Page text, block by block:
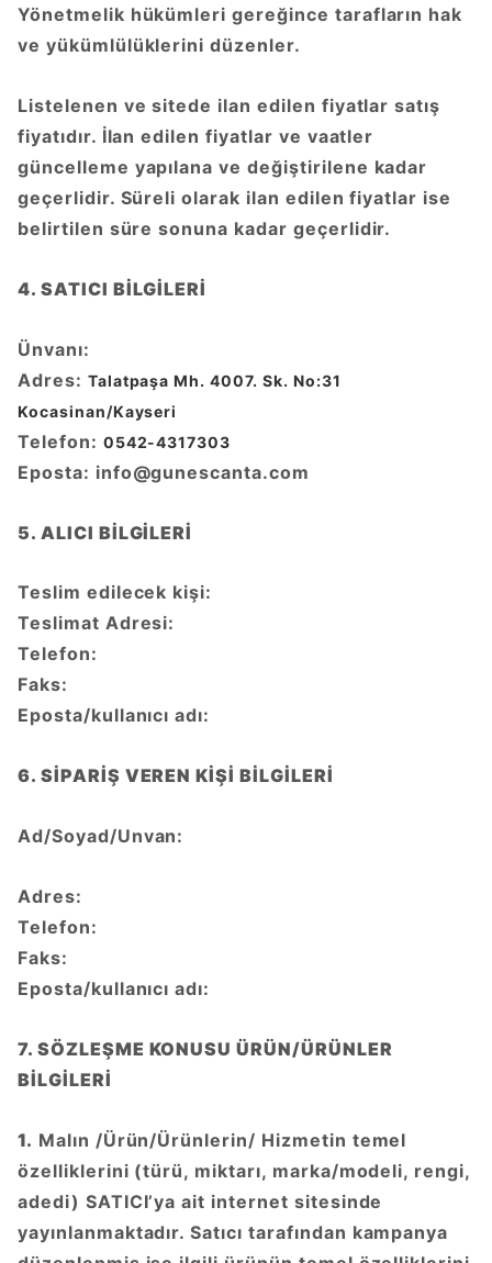
Yönetmelik hükümleri gereğince tarafların hak
ve yükümlülüklerini düzenler.
Listelenen ve sitede ilan edilen fiyatlar satış
fiyatıdır. İlan edilen fiyatlar ve vaatler
güncelleme yapılana ve değiştirilene kadar
geçerlidir. Süreli olarak ilan edilen fiyatlar ise
belirtilen süre sonuna kadar geçerlidir.
4. SATICI BİLGİLERİ
Ünvanı:
Adres: Talatpaşa Mh. 4007. Sk. No:31
Kocasinan/Kayseri
Telefon: 0542-4317303
Eposta: info@gunescanta.com
5. ALICI BİLGİLERİ
Teslim edilecek kişi:
Teslimat Adresi:
Telefon:
Faks:
Eposta/kullanıcı adı:
6. SİPARİŞ VEREN KİŞİ BİLGİLERİ
Ad/Soyad/Unvan:
Adres:
Telefon:
Faks:
Eposta/kullanıcı adı:
7. SÖZLEŞME KONUSU ÜRÜN/ÜRÜNLER
BİLGİLERİ
1. Malın /Ürün/Ürünlerin/ Hizmetin temel
özelliklerini (türü, miktarı, marka/modeli, rengi,
adedi) SATICI’ya ait internet sitesinde
yayınlanmaktadır. Satıcı tarafından kampanya